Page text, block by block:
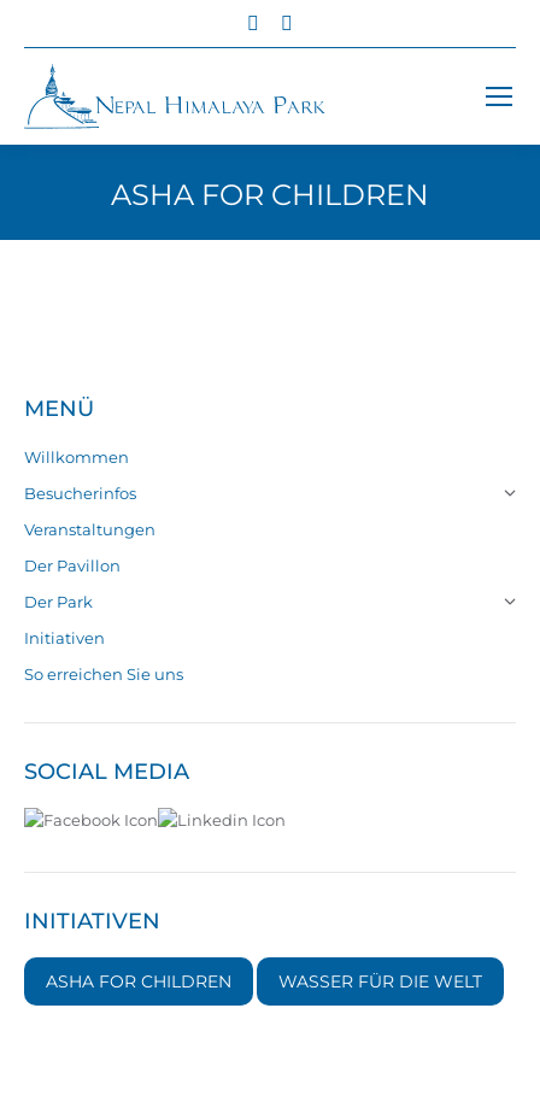
Facebook
page
in
page
in
ASHA FOR CHILDREN
MENÜ
Willkommen
Besucherinfos
Veranstaltungen
Der Pavillon
Der Park
Initiativen
So erreichen Sie uns
SOCIAL MEDIA
INITIATIVEN
ASHA FOR CHILDREN WASSER FÜR DIE WELT